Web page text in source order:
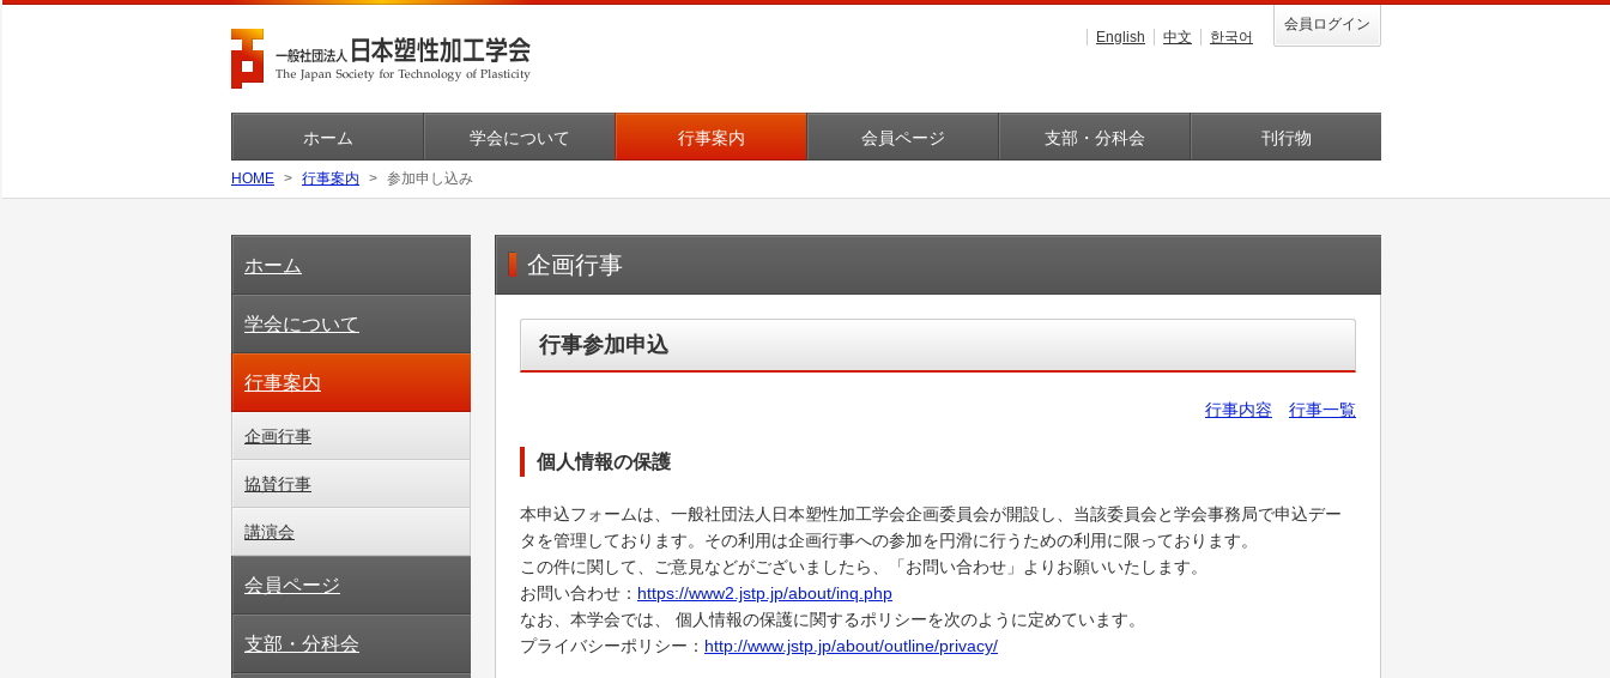
English 中文 한국어
会員ログイン
ホーム 学会について 行事案内 会員ページ 支部・分科会 刊行物
HOME 行事案内 参加申し込み
企画行事
行事参加申込
行事内容 行事一覧
個人情報の保護
本申込フォームは、一般社団法人日本塑性加工学会企画委員会が開設し、当該委員会と学会事務局で申込デー
タを管理しております。その利用は企画行事への参加を円滑に行うための利用に限っております。
この件に関して、ご意見などがございましたら、「お問い合わせ」よりお願いいたします。
お問い合わせ： https://www2.jstp.jp/about/inq.php
なお、本学会では、 個人情報の保護に関するポリシーを次のように定めています。
プライバシーポリシー： http://www.jstp.jp/about/outline/privacy/
ホーム
学会について
行事案内
企画行事
協賛行事
講演会
会員ページ
支部・分科会